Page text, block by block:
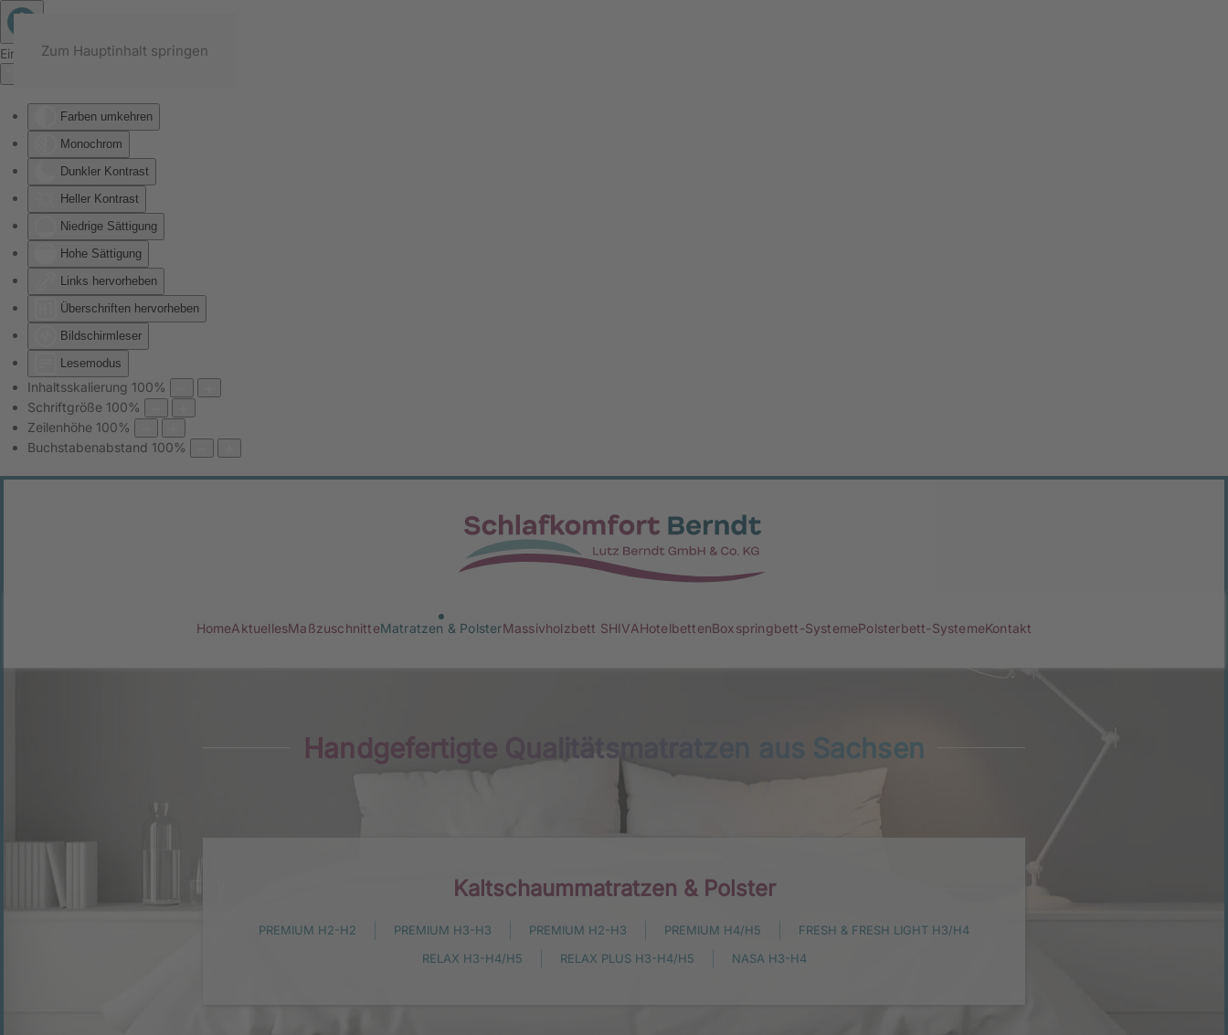
Eingabehilfen öffnen
Farben umkehren
Monochrom
Dunkler Kontrast
Heller Kontrast
Niedrige Sättigung
Hohe Sättigung
Links hervorheben
Überschriften hervorheben
Bildschirmleser
Lesemodus
Inhaltsskalierung 100%
Schriftgröße 100%
Zeilenhöhe 100%
Buchstabenabstand 100%
Zum Hauptinhalt springen
HomeAktuellesMaßzuschnitteMatratzen & PolsterMassivholzbett SHIVAHotelbettenBoxspringbett-SystemePolsterbett-SystemeKontakt
Handgefertigte Qualitätsmatratzen aus Sachsen
Kaltschaummatratzen & Polster
PREMIUM H2-H2 PREMIUM H3-H3 PREMIUM H2-H3 PREMIUM H4/H5
FRESH & FRESH LIGHT H3/H4
RELAX H3-H4/H5
RELAX PLUS H3-H4/H5 NASA H3-H4